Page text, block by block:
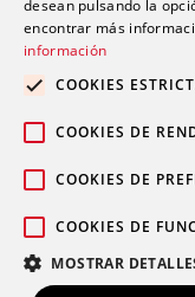
planta Elche
desean pulsando la
encontrar más
información
COOKIES
COOKIES DE
COOKIES DE
COOKIES DE
MOSTRAR